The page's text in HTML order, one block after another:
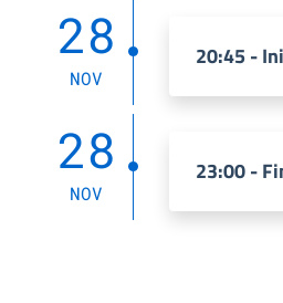
28
NOV
20:45 -
28
NOV
23:00 -